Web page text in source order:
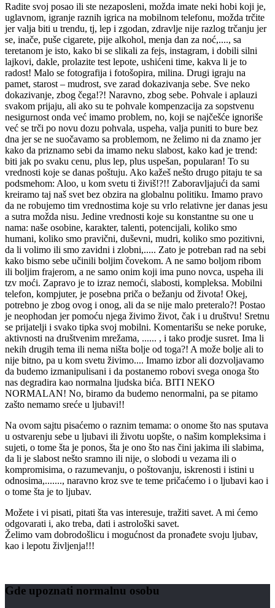
Radite svoj posao ili ste nezaposleni, možda imate neki hobi koji je,
uglavnom, igranje raznih igrica na mobilnom telefonu, možda trčite
jer valja biti u trendu, tj, lep i zgodan, zdravlje nije razlog trčanju jer
se, inače, puše cigarete, pije alkohol, menja dan za noć,...., sa
teretanom je isto, kako bi se slikali za fejs, instagram, i dobili silni
lajkovi, dakle, prolazite test lepote, ushićeni time, kakva li je to
radost! Malo se fotografija i fotošopira, milina. Drugi igraju na
pamet, starost – mudrost, sve zarad dokazivanja sebe. Sve neko
dokazivanje, zbog čega!?! Naravno, zbog sebe. Pohvale i aplauzi
svakom prijaju, ali ako su te pohvale kompenzacija za sopstvenu
nesigurnost onda već imamo problem, no, koji se najčešće ignoriše
već se trči po novu dozu pohvala, uspeha, valja puniti to bure bez
dna jer se ne suočavamo sa problemom, ne želimo ni da znamo jer
kako da priznamo sebi da imamo neku slabost, kako kad je trend:
biti jak po svaku cenu, plus lep, plus uspešan, popularan! To su
vrednosti koje se danas poštuju. Ako kažeš nešto drugo pitaju te sa
podsmehom: Aloo, u kom svetu ti živiš!?!! Zaboravljajući da sami
kreiramo taj naš svet bez obzira na globalnu politiku. Imamo pravo
da ne robujemo tim vrednostima koje su vrlo relativne jer danas jesu
a sutra možda nisu. Jedine vrednosti koje su konstantne su one u
nama: naše osobine, karakter, talenti, potencijali, koliko smo
humani, koliko smo pravični, duševni, mudri, koliko smo pozitivni,
da li volimo ili smo zavidni i zlobni,..... Zato je potreban rad na sebi
kako bismo sebe učinili boljim čovekom. A ne samo boljom ribom
ili boljim frajerom, a ne samo onim koji ima puno novca, uspeha ili
tzv moći. Zapravo je to izraz nemoći, slabosti, kompleksa. Mobilni
telefon, kompjuter, je posebna priča o bežanju od života! Okej,
potrebno je zbog ovog i onog, ali da se nije malo preteralo?! Postao
je neophodan jer pomoću njega živimo život, čak i u društvu! Sretnu
se prijatelji i svako tipka svoj mobilni. Komentarišu se neke poruke,
aktivnosti na društvenim mrežama, ...... , i tako prodje susret. Ima li
nekih drugih tema ili nema ništa bolje od toga?! A može bolje ali to
nije bitno, pa u kom svetu živimo.... Imamo izbor ali dozvoljavamo
da budemo izmanipulisani i da postanemo robovi svega onoga što
nas degradira kao normalna ljudska bića. BITI NEKO
NORMALAN! No, biramo da budemo nenormalni, pa se pitamo
zašto nemamo sreće u ljubavi!!
Na ovom sajtu pisaćemo o raznim temama: o onome što nas sputava
u ostvarenju sebe u ljubavi ili životu uopšte, o našim kompleksima i
sujeti, o tome šta je ponos, šta je ono što nas čini jakima ili slabima,
da li je slabost nešto sramno ili nije, o slobodi u vezama ili o
kompromisima, o razumevanju, o poštovanju, iskrenosti i istini u
odnosima,......., naravno kroz sve te teme pričaćemo i o ljubavi kao i
o tome šta je to ljubav.
Možete i vi pisati, pitati šta vas interesuje, tražiti savet. A mi ćemo
odgovarati i, ako treba, dati i astrološki savet.
Želimo vam dobrodošlicu i mogućnost da pronađete svoju ljubav,
kao i lepotu življenja!!!
Gde upoznati normalnu osobu